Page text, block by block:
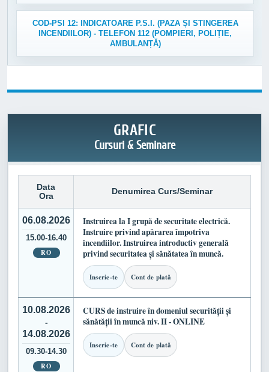
COD-PSI 12: INDICATOARE P.S.I. (PAZA ȘI STINGEREA
INCENDIILOR) - TELEFON 112 (POMPIERI, POLIȚIE,
AMBULANȚĂ)
GRAFIC
Cursuri & Seminare
Data
Ora
Denumirea Curs/Seminar
06.08.2026
15.00-16.40
RO
Instruirea la I grupă de securitate electrică.
Instruire privind apărarea împotriva
incendiilor. Instruirea introductiv generală
privind securitatea și sănătatea în muncă.
Inscrie-te Cont de plată
10.08.2026
-
14.08.2026
09.30-14.30
RO
CURS de instruire în domeniul securității și
sănătății în muncă niv. II - ONLINE
Inscrie-te Cont de plată